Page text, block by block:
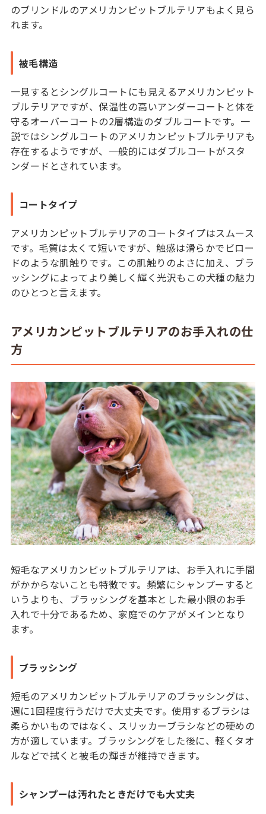
のブリンドルのアメリカンピットブルテリアもよく見ら
れます。
被毛構造
一見するとシングルコートにも見えるアメリカンピット
ブルテリアですが、保温性の高いアンダーコートと体を
守るオーバーコートの2層構造のダブルコートです。一
説ではシングルコートのアメリカンピットブルテリアも
存在するようですが、一般的にはダブルコートがスタ
ンダードとされています。
コートタイプ
アメリカンピットブルテリアのコートタイプはスムース
です。毛質は太くて短いですが、触感は滑らかでビロー
ドのような肌触りです。この肌触りのよさに加え、ブラ
ッシングによってより美しく輝く光沢もこの犬種の魅力
のひとつと言えます。
アメリカンピットブルテリアのお手入れの仕
方
短毛なアメリカンピットブルテリアは、お手入れに手間
がかからないことも特徴です。頻繁にシャンプーすると
いうよりも、ブラッシングを基本とした最小限のお手
入れで十分であるため、家庭でのケアがメインとなり
ます。
ブラッシング
短毛のアメリカンピットブルテリアのブラッシングは、
週に1回程度行うだけで大丈夫です。使用するブラシは
柔らかいものではなく、スリッカーブラシなどの硬めの
方が適しています。ブラッシングをした後に、軽くタオ
ルなどで拭くと被毛の輝きが維持できます。
シャンプーは汚れたときだけでも大丈夫